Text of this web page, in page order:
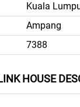
Kuala
Ampang
7388
HOUSE